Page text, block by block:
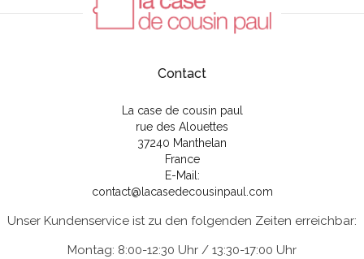
Contact
La case de cousin paul
rue des Alouettes
37240 Manthelan
France
E-Mail:
contact@lacasedecousinpaul.com
Unser Kundenservice ist zu den folgenden Zeiten erreichbar:
Montag: 8:00-12:30 Uhr / 13:30-17:00 Uhr